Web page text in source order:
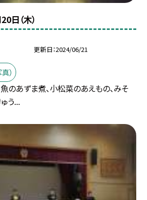
日（木）
更新日 2024/06/21
）
魚のあずま煮、小松菜のあえもの、みそ
う...